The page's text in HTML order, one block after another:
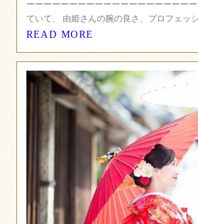
ーーーーーーーーーーーーーーーーーーー
ていて、 由姫さんの腕の良さ、プロフェッ
READ MORE